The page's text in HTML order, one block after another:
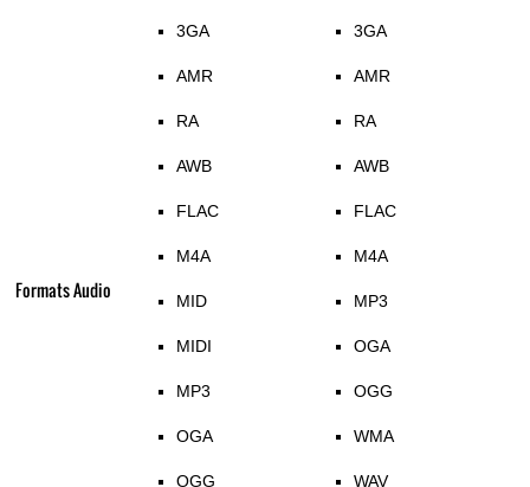
Formats Audio
3GA
AMR
RA
AWB
FLAC
M4A
MID
MIDI
MP3
OGA
OGG
3GA
AMR
RA
AWB
FLAC
M4A
MP3
OGA
OGG
WMA
WAV